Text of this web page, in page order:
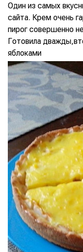
Один из самых
сайта. Крем очень
пирог совершенно
Готовила
яблоками